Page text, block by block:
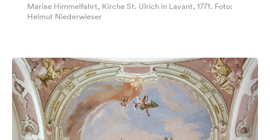
Mariae Himmelfahrt, Kirche St. Ulrich in Lavant, 1771. Foto:
Helmut Niederwieser